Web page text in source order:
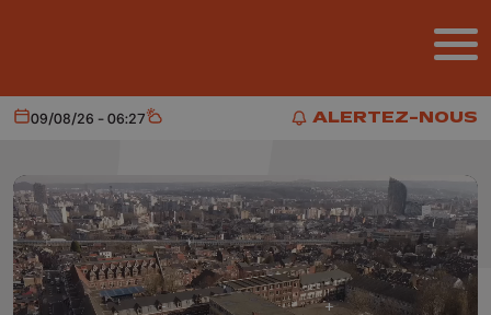
ALERTEZ-NOUS
ALERTEZ-NOUS
Aujourd'hui
09/08/26 - 06:27 Météo